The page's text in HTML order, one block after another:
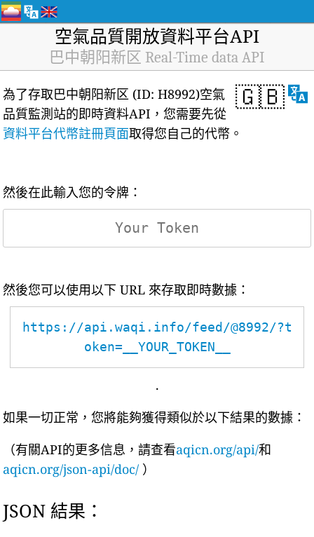
空氣品質開放資料平台API
巴中朝阳新区 Real-Time data API
🇬🇧
為了存取巴中朝阳新区 (ID: H8992)空氣
品質監測站的即時資料API，您需要先從
資料平台代幣註冊頁面取得您自己的代幣。
然後在此輸入您的令牌：
然後您可以使用以下 URL 來存取即時數據：
https://api.waqi.info/feed/@8992/?t
oken=__YOUR_TOKEN__
.
如果一切正常，您將能夠獲得類似於以下結果的數據：
（有關API的更多信息，請查看aqicn.org/api/和
aqicn.org/json-api/doc/ ）
JSON 結果：